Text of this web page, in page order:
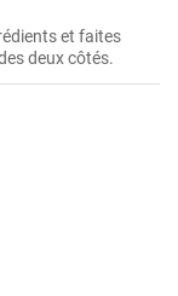
et faites
deux côtés.